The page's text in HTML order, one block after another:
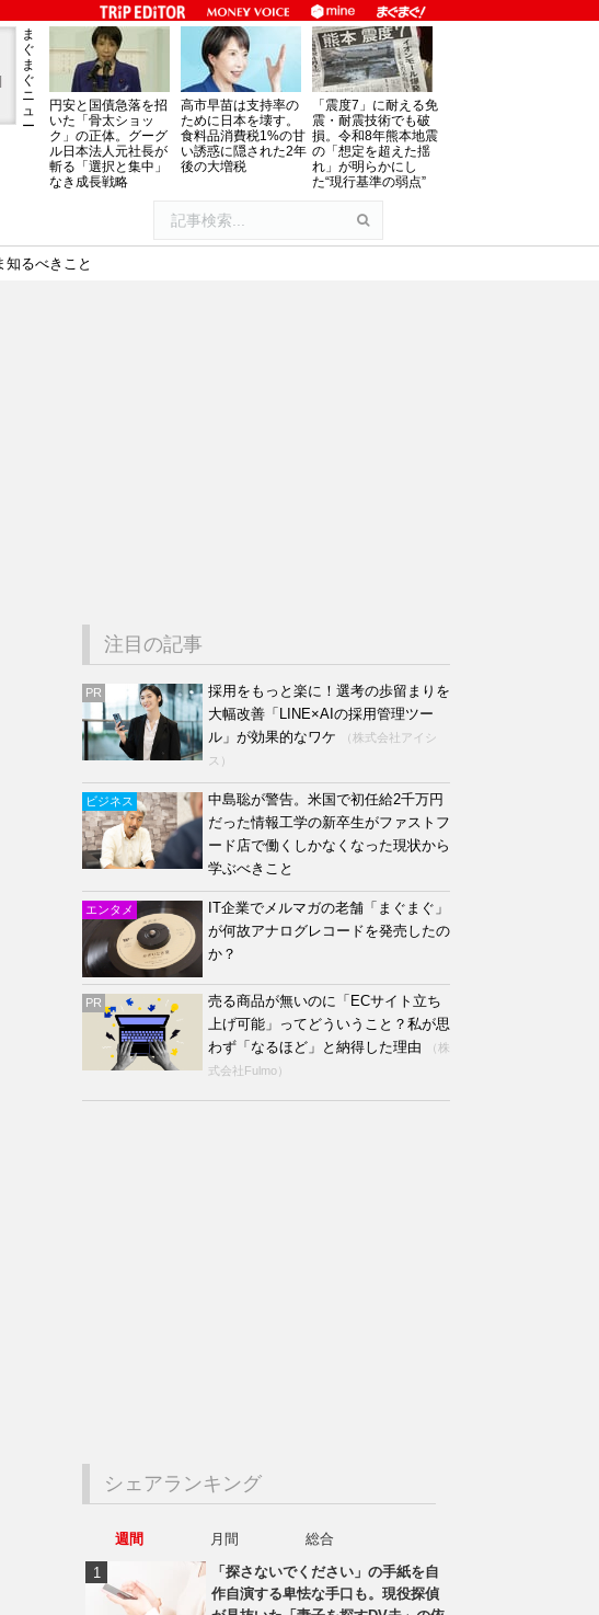
ま
ぐ
ま
ぐ
ニ
ュ
ー
円安と国債急落を招
いた「骨太ショッ
ク」の正体。グーグ
ル日本法人元社長が
斬る「選択と集中」
なき成長戦略
高市早苗は支持率の
ために日本を壊す。
食料品消費税1%の甘
い誘惑に隠された2年
後の大増税
「震度7」に耐える免
震・耐震技術でも破
損。令和8年熊本地震
の「想定を超えた揺
れ」が明らかにし
た“現行基準の弱点”
るべきこと
注目の記事
PR
採用をもっと楽に！選考の歩留まりを
大幅改善「LINE×AIの採用管理ツー
ル」が効果的なワケ
（株式会社アイシ
ス）
ビジネス
中島聡が警告。米国で初任給2千万円
だった情報工学の新卒生がファストフ
ード店で働くしかなくなった現状から
学ぶべきこと
エンタメ
IT企業でメルマガの老舗「まぐまぐ」
が何故アナログレコードを発売したの
か？
PR
売る商品が無いのに「ECサイト立ち
上げ可能」ってどういうこと？私が思
わず「なるほど」と納得した理由
（株
式会社Fulmo）
シェアランキング
週間 月間
総合
「探さないでください」の手紙を自
作自演する卑怯な手口も。現役探偵